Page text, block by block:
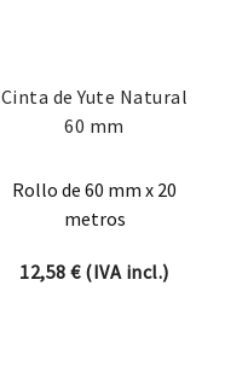
Cinta de Yute Natural
60 mm
Rollo de 60 mm x 20
metros
12,58€(IVA incl.)